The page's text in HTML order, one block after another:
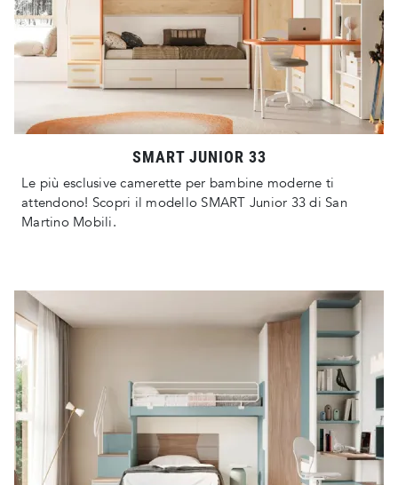
SMART JUNIOR 33
Le più esclusive camerette per bambine moderne ti
attendono! Scopri il modello SMART Junior 33 di San
Martino Mobili.